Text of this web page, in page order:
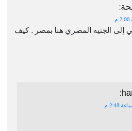
:
إلى الجنيه المصري هنا بمصر . كيف
: